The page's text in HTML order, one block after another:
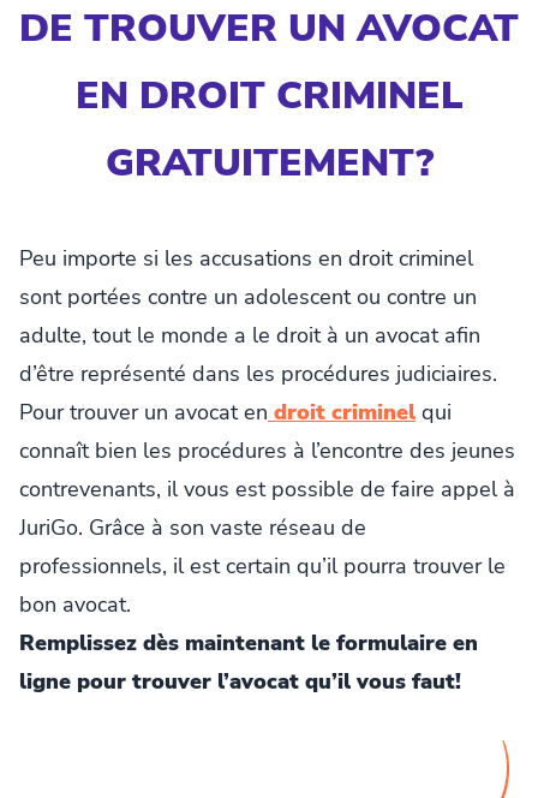
DE TROUVER UN AVOCAT
EN DROIT CRIMINEL
GRATUITEMENT?
Peu importe si les accusations en droit criminel
sont portées contre un adolescent ou contre un
adulte, tout le monde a le droit à un avocat afin
d’être représenté dans les procédures judiciaires.
Pour trouver un avocat en droit criminel qui
connaît bien les procédures à l’encontre des jeunes
contrevenants, il vous est possible de faire appel à
JuriGo. Grâce à son vaste réseau de
professionnels, il est certain qu’il pourra trouver le
bon avocat.
Remplissez dès maintenant le formulaire en
ligne pour trouver l’avocat qu’il vous faut!